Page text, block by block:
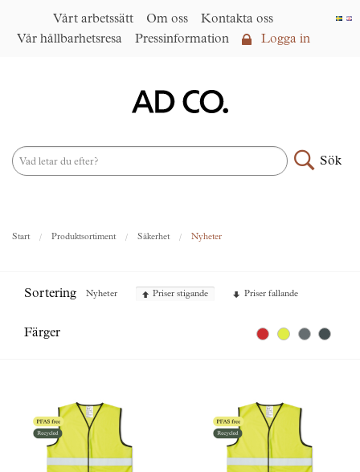
Vårt arbetssätt Om oss
Kontakta oss
Vår hållbarhetsresa
Pressinformation Logga in
Sök
Start Produktsortiment Säkerhet Nyheter
Sortering Nyheter Priser stigande Priser fallande
Färger
Om oss
Under samma paraply
AD CO. trading
Pressinformation